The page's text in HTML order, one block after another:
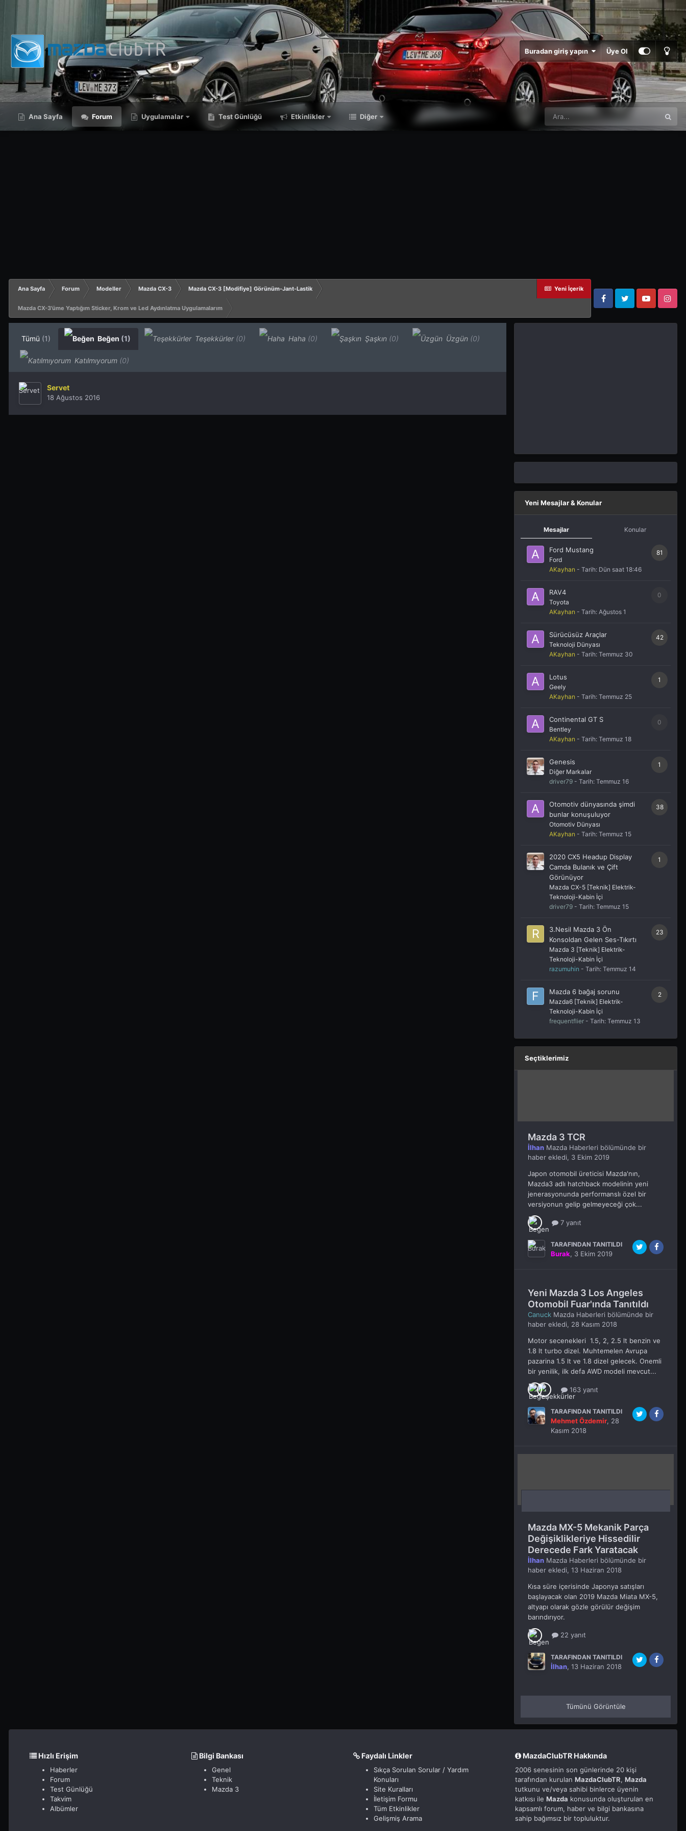
Buradan giriş yapın Üye Ol
Ana Sayfa Forum Uygulamalar Test Günlüğü Etkinlikler Diğer
Yeni İçerik
Ana Sayfa Forum Modeller Mazda CX-3 Mazda CX-3 [Modifiye] Görünüm-Jant-Lastik
Mazda CX-3'üme Yaptığım Sticker, Krom ve Led Aydınlatma Uygulamalarım FacebookTwitter YouTube Instagram
Tümü (1) Beğen (1) Teşekkürler (0) Haha (0) Şaşkın (0) Üzgün (0)
Katılmıyorum (0)
Servet
18 Ağustos 2016
Yeni Mesajlar & Konular
Mesajlar Konular
81
Ford Mustang
Ford
AKayhan - Tarih: Dün saat 18:46
0
RAV4
Toyota
AKayhan - Tarih: Ağustos 1
42
Sürücüsüz Araçlar
Teknoloji Dünyası
AKayhan - Tarih: Temmuz 30
1
Lotus
Geely
AKayhan - Tarih: Temmuz 25
0
Continental GT S
Bentley
AKayhan - Tarih: Temmuz 18
1
Genesis
Diğer Markalar
driver79 - Tarih: Temmuz 16
38
Otomotiv dünyasında şimdi
bunlar konuşuluyor
Otomotiv Dünyası
AKayhan - Tarih: Temmuz 15
1
2020 CX5 Headup Display
Camda Bulanık ve Çift
Görünüyor
Mazda CX-5 [Teknik] Elektrik-
Teknoloji-Kabin İçi
driver79 - Tarih: Temmuz 15
23
3.Nesil Mazda 3 Ön
Konsoldan Gelen Ses-Tıkırtı
Mazda 3 [Teknik] Elektrik-
Teknoloji-Kabin İçi
razumuhin - Tarih: Temmuz 14
2
Mazda 6 bağaj sorunu
Mazda6 [Teknik] Elektrik-
Teknoloji-Kabin İçi
frequentflier - Tarih: Temmuz 13
Seçtiklerimiz
Mazda 3 TCR
İlhan Mazda Haberleri bölümünde bir
haber ekledi, 3 Ekim 2019
Japon otomobil üreticisi Mazda'nın,
Mazda3 adlı hatchback modelinin yeni
jenerasyonunda performanslı özel bir
versiyonun gelip gelmeyeceği çok...
7 yanıt
TARAFINDAN TANITILDI
Burak, 3 Ekim 2019
Yeni Mazda 3 Los Angeles
Otomobil Fuar'ında Tanıtıldı
Canuck Mazda Haberleri bölümünde bir
haber ekledi, 28 Kasım 2018
Motor secenekleri 1.5, 2, 2.5 lt benzin ve
1.8 lt turbo dizel. Muhtemelen Avrupa
pazarina 1.5 lt ve 1.8 dizel gelecek. Onemli
bir yenilik, ilk defa AWD modeli mevcut...
163 yanıt
TARAFINDAN TANITILDI
Mehmet Özdemir, 28
Kasım 2018
Mazda MX-5 Mekanik Parça
Değişiklikleriye Hissedilir
Derecede Fark Yaratacak
İlhan Mazda Haberleri bölümünde bir
haber ekledi, 13 Haziran 2018
Kısa süre içerisinde Japonya satışları
başlayacak olan 2019 Mazda Miata MX-5,
altyapı olarak gözle görülür değişim
barındırıyor.
22 yanıt
TARAFINDAN TANITILDI
İlhan, 13 Haziran 2018
Tümünü Görüntüle
Hızlı Erişim
Haberler
Forum
Test Günlüğü
Takvim
Albümler
Bilgi Bankası
Genel
Teknik
Mazda 3
Faydalı Linkler
Sıkça Sorulan Sorular / Yardım
Konuları
Site Kuralları
İletişim Formu
Tüm Etkinlikler
Gelişmiş Arama
MazdaClubTR Hakkında
2006 senesinin son günlerinde 20 kişi
tarafından kurulan MazdaClubTR, Mazda
tutkunu ve/veya sahibi binlerce üyenin
katkısı ile Mazda konusunda oluşturulan en
kapsamlı forum, haber ve bilgi bankasına
sahip bağımsız bir topluluktur.